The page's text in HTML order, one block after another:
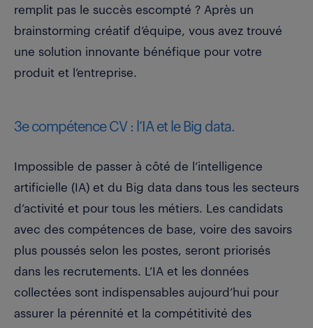
remplit pas le succès escompté ? Après un
brainstorming créatif d’équipe, vous avez trouvé
une solution innovante bénéfique pour votre
produit et l’entreprise.
3e compétence CV : l’IA et le Big data.
Impossible de passer à côté de l’intelligence
artificielle (IA) et du Big data dans tous les secteurs
d’activité et pour tous les métiers. Les candidats
avec des compétences de base, voire des savoirs
plus poussés selon les postes, seront priorisés
dans les recrutements. L’IA et les données
collectées sont indispensables aujourd’hui pour
assurer la pérennité et la compétitivité des